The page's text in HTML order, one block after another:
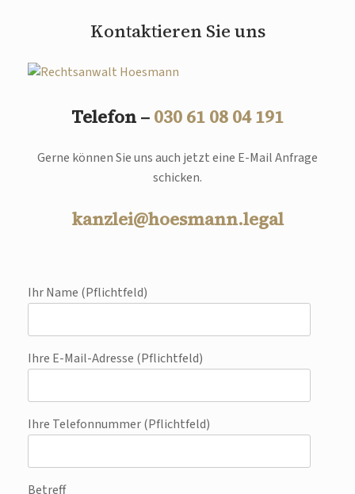
Kontaktieren Sie uns
Telefon – 030 61 08 04 191
Gerne können Sie uns auch jetzt eine E-Mail Anfrage
schicken.
kanzlei@hoesmann.legal
Ihr Name (Pflichtfeld)
Ihre E-Mail-Adresse (Pflichtfeld)
Ihre Telefonnummer (Pflichtfeld)
Betreff